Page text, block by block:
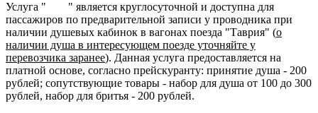
Услуга "
" является круглосуточной и доступна для
пассажиров по предварительной записи у проводника при
наличии душевых кабинок в вагонах поезда "Таврия" (о
наличии душа в интересующем поезде уточняйте у
перевозчика заранее). Данная услуга предоставляется на
платной основе, согласно прейскуранту: принятие душа - 200
рублей; сопутствующие товары - набор для душа от 100 до 300
рублей, набор для бритья - 200 рублей.